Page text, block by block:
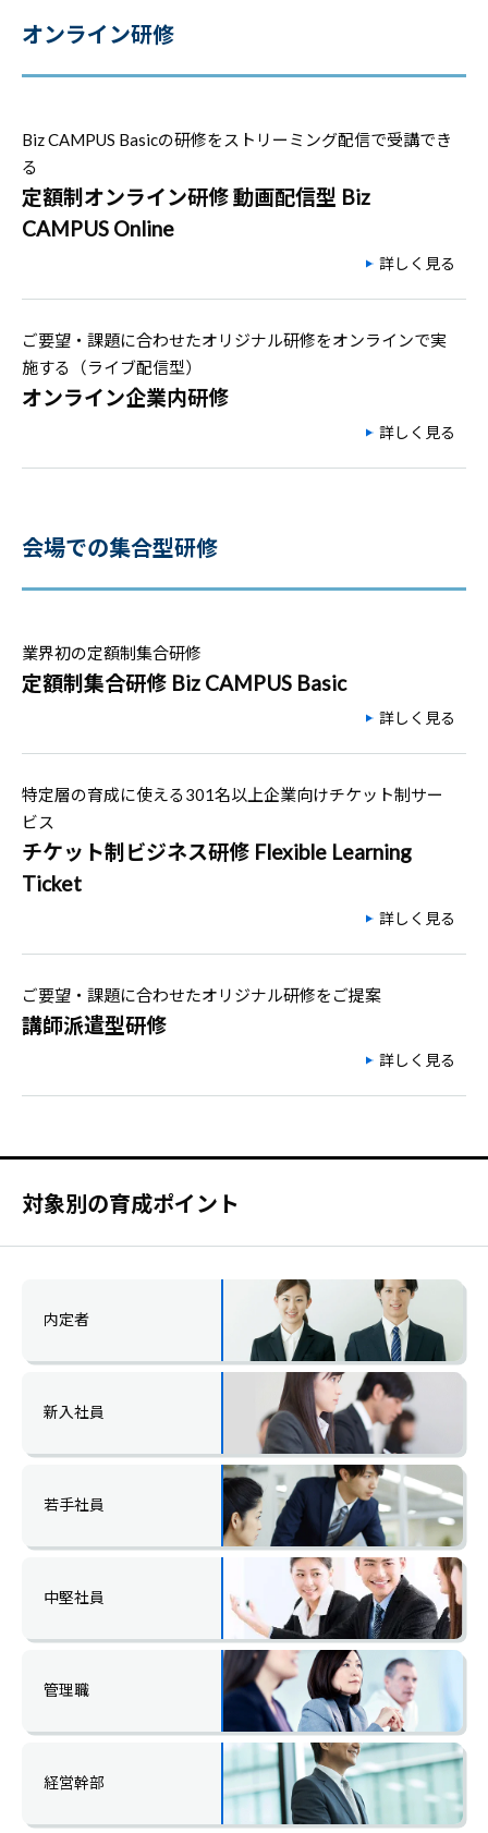
オンライン研修
Biz CAMPUS Basicの研修をストリーミング配信で受講でき
る
定額制オンライン研修 動画配信型 Biz
CAMPUS Online
詳しく見る
ご要望・課題に合わせたオリジナル研修をオンラインで実
施する（ライブ配信型）
オンライン企業内研修
詳しく見る
会場での集合型研修
業界初の定額制集合研修
定額制集合研修 Biz CAMPUS Basic
詳しく見る
特定層の育成に使える301名以上企業向けチケット制サー
ビス
チケット制ビジネス研修 Flexible Learning
Ticket
詳しく見る
ご要望・課題に合わせたオリジナル研修をご提案
講師派遣型研修
詳しく見る
対象別の育成ポイント
内定者
新入社員
若手社員
中堅社員
管理職
経営幹部